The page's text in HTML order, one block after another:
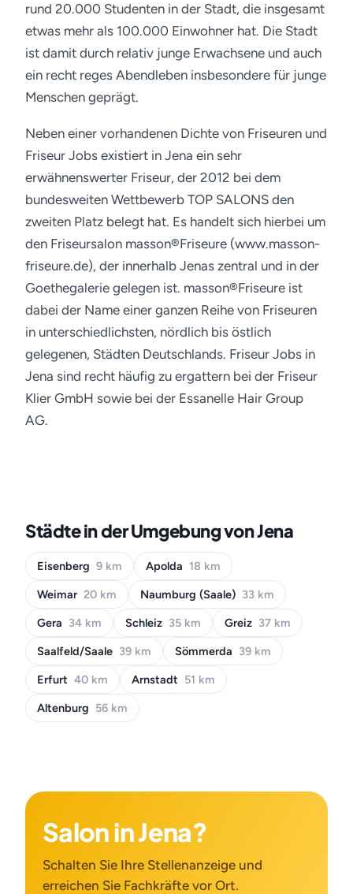
rund 20.000 Studenten in der Stadt, die insgesamt
etwas mehr als 100.000 Einwohner hat. Die Stadt
ist damit durch relativ junge Erwachsene und auch
ein recht reges Abendleben insbesondere für junge
Menschen geprägt.
Neben einer vorhandenen Dichte von Friseuren und
Friseur Jobs existiert in Jena ein sehr
erwähnenswerter Friseur, der 2012 bei dem
bundesweiten Wettbewerb TOP SALONS den
zweiten Platz belegt hat. Es handelt sich hierbei um
den Friseursalon masson®Friseure (www.masson-
friseure.de), der innerhalb Jenas zentral und in der
Goethegalerie gelegen ist. masson®Friseure ist
dabei der Name einer ganzen Reihe von Friseuren
in unterschiedlichsten, nördlich bis östlich
gelegenen, Städten Deutschlands. Friseur Jobs in
Jena sind recht häufig zu ergattern bei der Friseur
Klier GmbH sowie bei der Essanelle Hair Group
AG.
Städte in der Umgebung von Jena
Eisenberg 9 km Apolda 18 km
Weimar 20 km Naumburg (Saale) 33 km
Gera 34 km Schleiz 35 km Greiz 37 km
Saalfeld/Saale 39 km Sömmerda 39 km
Erfurt 40 km Arnstadt 51 km
Altenburg 56 km
Salon in Jena?
Schalten Sie Ihre Stellenanzeige und
erreichen Sie Fachkräfte vor Ort.